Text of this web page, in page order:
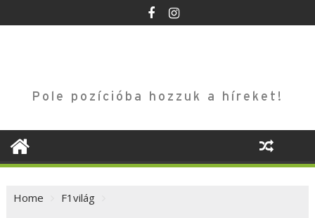
to
Pole pozícióba hozzuk a híreket!
Home
F1világ